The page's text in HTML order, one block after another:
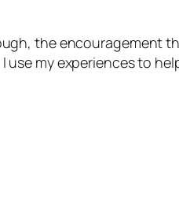
the encouragement
I use my experiences to